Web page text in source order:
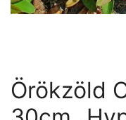
Örökzöld